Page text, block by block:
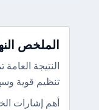
الملخص
النتيجة
تنظيم قوية
أهم إشارات